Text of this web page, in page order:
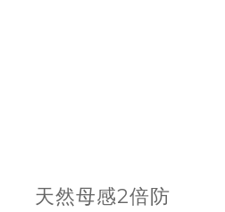
天然母感2倍防